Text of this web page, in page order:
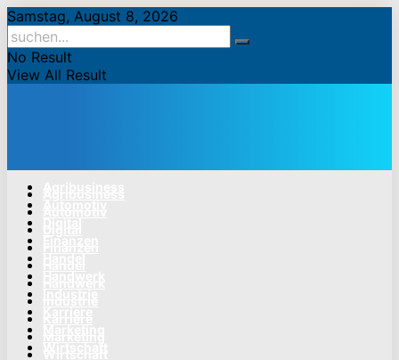
Samstag, August 8, 2026
No Result
View All Result